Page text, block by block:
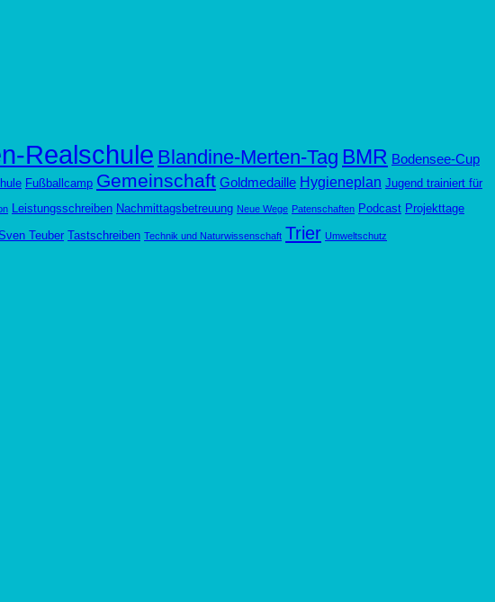
Realschule Blandine-Merten-Tag BMR Bodensee-Cup
Fußballcamp Gemeinschaft Goldmedaille Hygieneplan Jugend trainiert für
Leistungsschreiben Nachmittagsbetreuung Neue Wege Patenschaften Podcast Projekttage
Teuber Tastschreiben Technik und Naturwissenschaft Trier Umweltschutz